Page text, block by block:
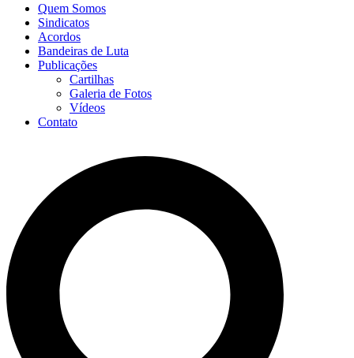
Quem Somos
Sindicatos
Acordos
Bandeiras de Luta
Publicações
Cartilhas
Galeria de Fotos
Vídeos
Contato